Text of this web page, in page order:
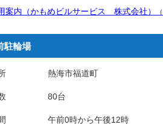
案内（かもめビルサービス 株式会社）
駐輪場
所 熱海市福道町
台数 80台
間 午前0時から午後12時